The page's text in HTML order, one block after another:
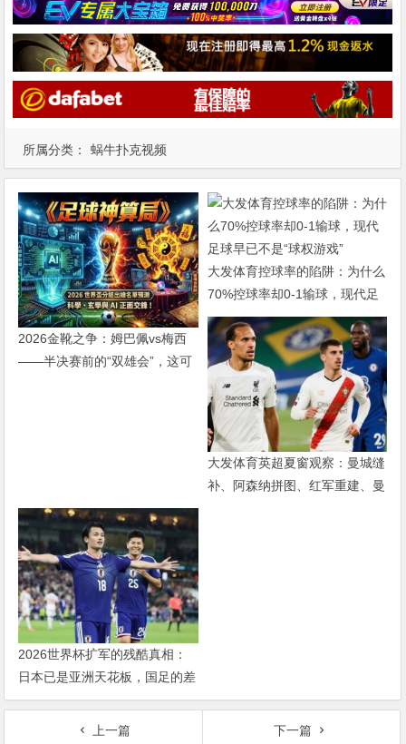
所属分类： 蜗牛扑克视频
2026金靴之争：姆巴佩vs梅西
——半决赛前的“双雄会”，这可
大发体育控球率的陷阱：为什么
70%控球率却0-1输球，现代足
球早已不是“球权游戏”
大发体育英超夏窗观察：曼城缝
补、阿森纳拼图、红军重建、曼
2026世界杯扩军的残酷真相：
日本已是亚洲天花板，国足的差
距远不止几个名额
上一篇 下一篇